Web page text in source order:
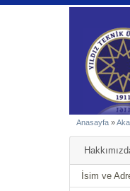
Anasayfa »
İsim ve